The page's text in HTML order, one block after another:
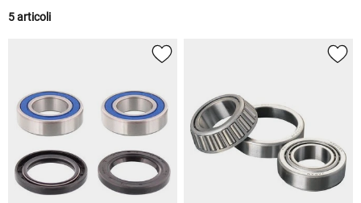
5 articoli